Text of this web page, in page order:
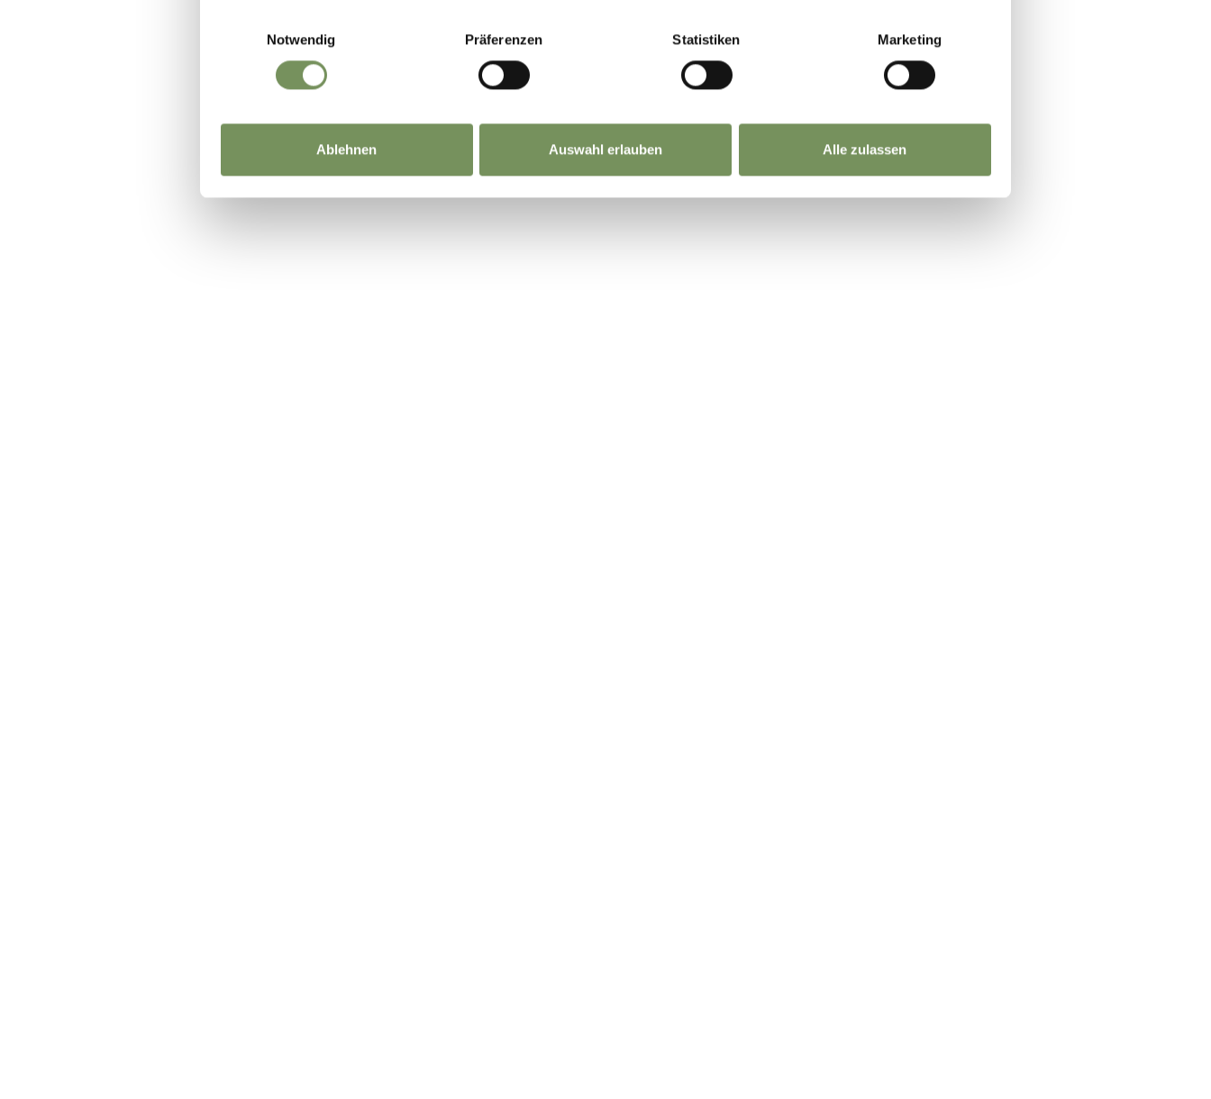
Notwendig
Präferenzen Statistiken Marketing
Ablehnen Auswahl erlauben Alle zulassen